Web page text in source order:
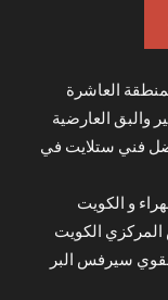
والبق العارضية
فني ستلايت في
و الكويت
الكويت
سيرفس البر